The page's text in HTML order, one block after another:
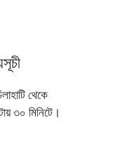
থেকে
৩০ মিনিটে।